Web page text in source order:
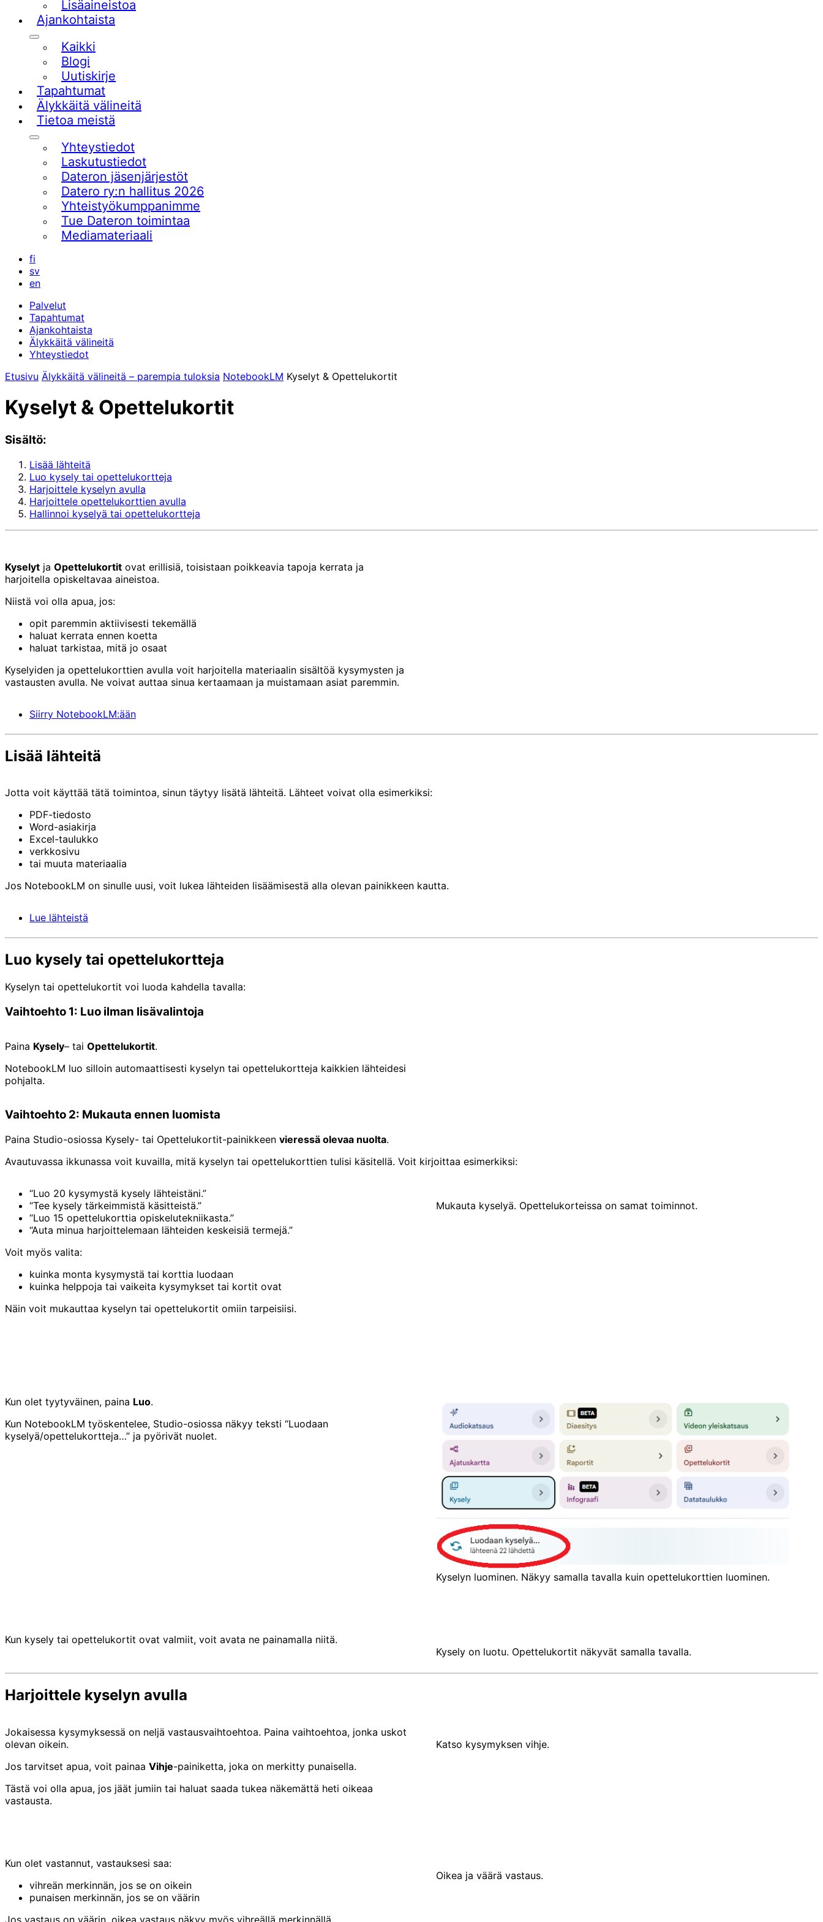
Lisäaineistoa
Ajankohtaista
AlavalikkoKaikki
Blogi
Uutiskirje
Tapahtumat
Älykkäitä välineitä
Tietoa meistä
AlavalikkoYhteystiedot
Laskutustiedot
Dateron jäsenjärjestöt
Datero ry:n hallitus 2026
Yhteistyökumppanimme
Tue Dateron toimintaa​
Mediamateriaali
fi
sv
en
Palvelut
Tapahtumat
Ajankohtaista
Älykkäitä välineitä
Yhteystiedot
Etusivu Älykkäitä välineitä – parempia tuloksia NotebookLM Kyselyt & Opettelukortit
Kyselyt & Opettelukortit
Sisältö:
Lisää lähteitä
Luo kysely tai opettelukortteja
Harjoittele kyselyn avulla
Harjoittele opettelukorttien avulla
Hallinnoi kyselyä tai opettelukortteja
Kyselyt ja Opettelukortit ovat erillisiä, toisistaan poikkeavia tapoja kerrata ja
harjoitella opiskeltavaa aineistoa.
Niistä voi olla apua, jos:
opit paremmin aktiivisesti tekemällä
haluat kerrata ennen koetta
haluat tarkistaa, mitä jo osaat
Kyselyiden ja opettelukorttien avulla voit harjoitella materiaalin sisältöä kysymysten ja
vastausten avulla. Ne voivat auttaa sinua kertaamaan ja muistamaan asiat paremmin.
Siirry NotebookLM:ään
Lisää lähteitä
Jotta voit käyttää tätä toimintoa, sinun täytyy lisätä lähteitä. Lähteet voivat olla esimerkiksi:
PDF-tiedosto
Word-asiakirja
Excel-taulukko
verkkosivu
tai muuta materiaalia
Jos NotebookLM on sinulle uusi, voit lukea lähteiden lisäämisestä alla olevan painikkeen kautta.
Lue lähteistä
Luo kysely tai opettelukortteja
Kyselyn tai opettelukortit voi luoda kahdella tavalla:
Vaihtoehto 1: Luo ilman lisävalintoja
Paina Kysely– tai Opettelukortit.
NotebookLM luo silloin automaattisesti kyselyn tai opettelukortteja kaikkien lähteidesi
pohjalta.
Vaihtoehto 2: Mukauta ennen luomista
Paina Studio-osiossa Kysely- tai Opettelukortit-painikkeen vieressä olevaa nuolta.
Avautuvassa ikkunassa voit kuvailla, mitä kyselyn tai opettelukorttien tulisi käsitellä. Voit kirjoittaa esimerkiksi:
“Luo 20 kysymystä kysely lähteistäni.”
“Tee kysely tärkeimmistä käsitteistä.”
“Luo 15 opettelukorttia opiskelutekniikasta.”
“Auta minua harjoittelemaan lähteiden keskeisiä termejä.”
Voit myös valita:
kuinka monta kysymystä tai korttia luodaan
kuinka helppoja tai vaikeita kysymykset tai kortit ovat
Näin voit mukauttaa kyselyn tai opettelukortit omiin tarpeisiisi.
Mukauta kyselyä. Opettelukorteissa on samat toiminnot.
Kun olet tyytyväinen, paina Luo.
Kun NotebookLM työskentelee, Studio-osiossa näkyy teksti “Luodaan
kyselyä/opettelukortteja…” ja pyörivät nuolet.
Kyselyn luominen. Näkyy samalla tavalla kuin opettelukorttien luominen.
Kun kysely tai opettelukortit ovat valmiit, voit avata ne painamalla niitä.
Kysely on luotu. Opettelukortit näkyvät samalla tavalla.
Harjoittele kyselyn avulla
Jokaisessa kysymyksessä on neljä vastausvaihtoehtoa. Paina vaihtoehtoa, jonka uskot
olevan oikein.
Jos tarvitset apua, voit painaa Vihje-painiketta, joka on merkitty punaisella.
Tästä voi olla apua, jos jäät jumiin tai haluat saada tukea näkemättä heti oikeaa
vastausta.
Katso kysymyksen vihje.
Kun olet vastannut, vastauksesi saa:
vihreän merkinnän, jos se on oikein
punaisen merkinnän, jos se on väärin
Jos vastaus on väärin, oikea vastaus näkyy myös vihreällä merkinnällä.
Oikea ja väärä vastaus.